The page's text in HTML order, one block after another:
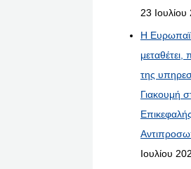
23
Η
της
Γιακουμή
Ιουλίου